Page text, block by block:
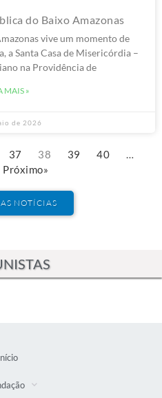
do Baixo Amazonas
vive um momento de
a Santa Casa de Misericórdia –
na Providência de
MAIS »
de 2026
37 38 39 40
…
Próximo»
NOTÍCIAS